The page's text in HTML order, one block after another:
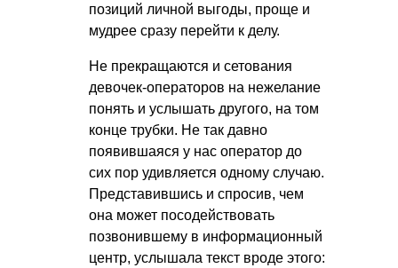
позиций личной выгоды, проще и
мудрее сразу перейти к делу.
Не прекращаются и сетования
девочек-операторов на нежелание
понять и услышать другого, на том
конце трубки. Не так давно
появившаяся у нас оператор до
сих пор удивляется одному случаю.
Представившись и спросив, чем
она может посодействовать
позвонившему в информационный
центр, услышала текст вроде этого: